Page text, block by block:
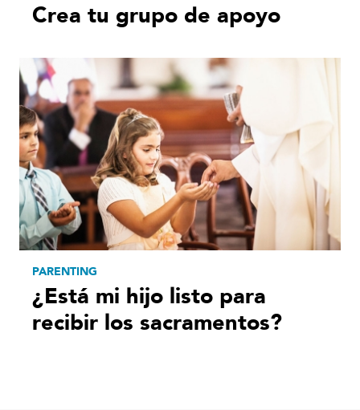
Crea tu grupo de apoyo
PARENTING
¿Está mi hijo listo para
recibir los sacramentos?